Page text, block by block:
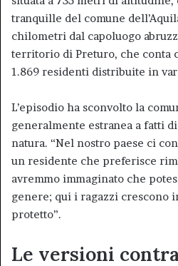
tranquille del comune
chilometri dal capoluogo
territorio di Preturo, che conta
1.869 residenti distribuite in
L’episodio ha sconvolto la
generalmente estranea a fatti
natura. “Nel nostro paese ci
un residente che preferisce
avremmo immaginato che
genere; qui i ragazzi crescono
protetto”.
Le versioni